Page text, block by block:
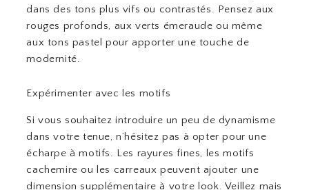
dans des tons plus vifs ou contrastés. Pensez aux
rouges profonds, aux verts émeraude ou même
aux tons pastel pour apporter une touche de
modernité.
Expérimenter avec les motifs
Si vous souhaitez introduire un peu de dynamisme
dans votre tenue, n’hésitez pas à opter pour une
écharpe à motifs. Les rayures fines, les motifs
cachemire ou les carreaux peuvent ajouter une
dimension supplémentaire à votre look. Veillez mais